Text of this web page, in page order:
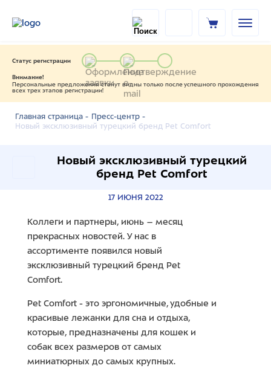
Статус регистрации
Внимание!
Персональные предложения станут видны только после успешного прохождения
всех трех этапов регистрации!
Главная страница - Пресс-центр -
Новый эксклюзивный турецкий бренд Pet Comfort
Новый эксклюзивный турецкий
бренд Pet Comfort
17 ИЮНЯ 2022
Коллеги и партнеры, июнь – месяц
прекрасных новостей. У нас в
ассортименте появился новый
эксклюзивный турецкий бренд Pet
Comfort.
Pet Comfort - это эргономичные, удобные и
красивые лежанки для сна и отдыха,
которые, предназначены для кошек и
собак всех размеров от самых
миниатюрных до самых крупных.